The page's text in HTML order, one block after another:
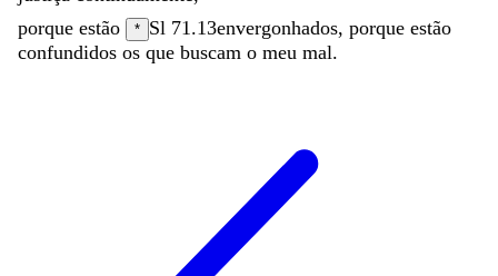
porque estão * Sl 71.13envergonhados, porque estão
confundidos os que buscam o meu mal.